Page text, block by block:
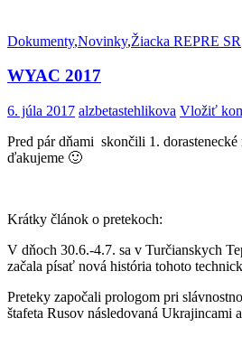
Martin Tomaščin
Dokumenty,Novinky,Žiacka REPRE SR
WYAC 2017
6. júla 2017 alzbetastehlikova Vložiť
Pred pár dňami skončili 1.
ďakujeme 🙂
Krátky článok o pretekoch:
V dňoch 30.6.-4.7. sa v Turčianskych
začala písať nová história tohoto
Preteky započali prologom pri
štafeta Rusov následovaná Ukrajincami